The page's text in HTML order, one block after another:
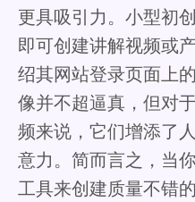
更具吸引力。小型初
即可创建讲解视频或
绍其网站登录页面上
像并不超逼真，但对
频来说，它们增添了
意力。简而言之，当
工具来创建质量不错